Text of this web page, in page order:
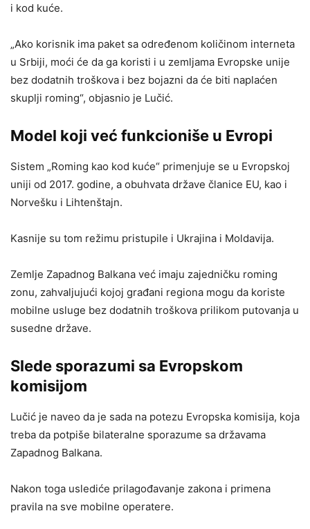
i kod kuće.
„Ako korisnik ima paket sa određenom količinom interneta
u Srbiji, moći će da ga koristi i u zemljama Evropske unije
bez dodatnih troškova i bez bojazni da će biti naplaćen
skuplji roming“, objasnio je Lučić.
Model koji već funkcioniše u Evropi
Sistem „Roming kao kod kuće“ primenjuje se u Evropskoj
uniji od 2017. godine, a obuhvata države članice EU, kao i
Norvešku i Lihtenštajn.
Kasnije su tom režimu pristupile i Ukrajina i Moldavija.
Zemlje Zapadnog Balkana već imaju zajedničku roming
zonu, zahvaljujući kojoj građani regiona mogu da koriste
mobilne usluge bez dodatnih troškova prilikom putovanja u
susedne države.
Slede sporazumi sa Evropskom
komisijom
Lučić je naveo da je sada na potezu Evropska komisija, koja
treba da potpiše bilateralne sporazume sa državama
Zapadnog Balkana.
Nakon toga uslediće prilagođavanje zakona i primena
pravila na sve mobilne operatere.